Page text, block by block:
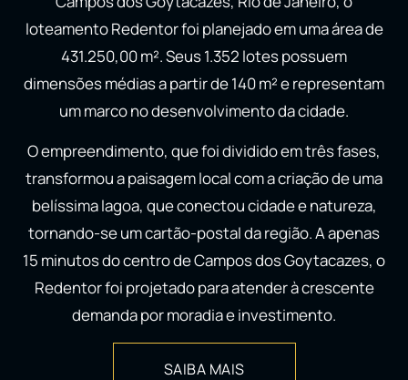
loteamento Redentor foi planejado em uma área de
431.250,00 m². Seus 1.352 lotes possuem
dimensões médias a partir de 140 m² e representam
um marco no desenvolvimento da cidade.
O empreendimento, que foi dividido em três fases,
transformou a paisagem local com a criação de uma
belíssima lagoa, que conectou cidade e natureza,
tornando-se um cartão-postal da região. A apenas
15 minutos do centro de Campos dos Goytacazes, o
Redentor foi projetado para atender à crescente
demanda por moradia e investimento.
SAIBA MAIS